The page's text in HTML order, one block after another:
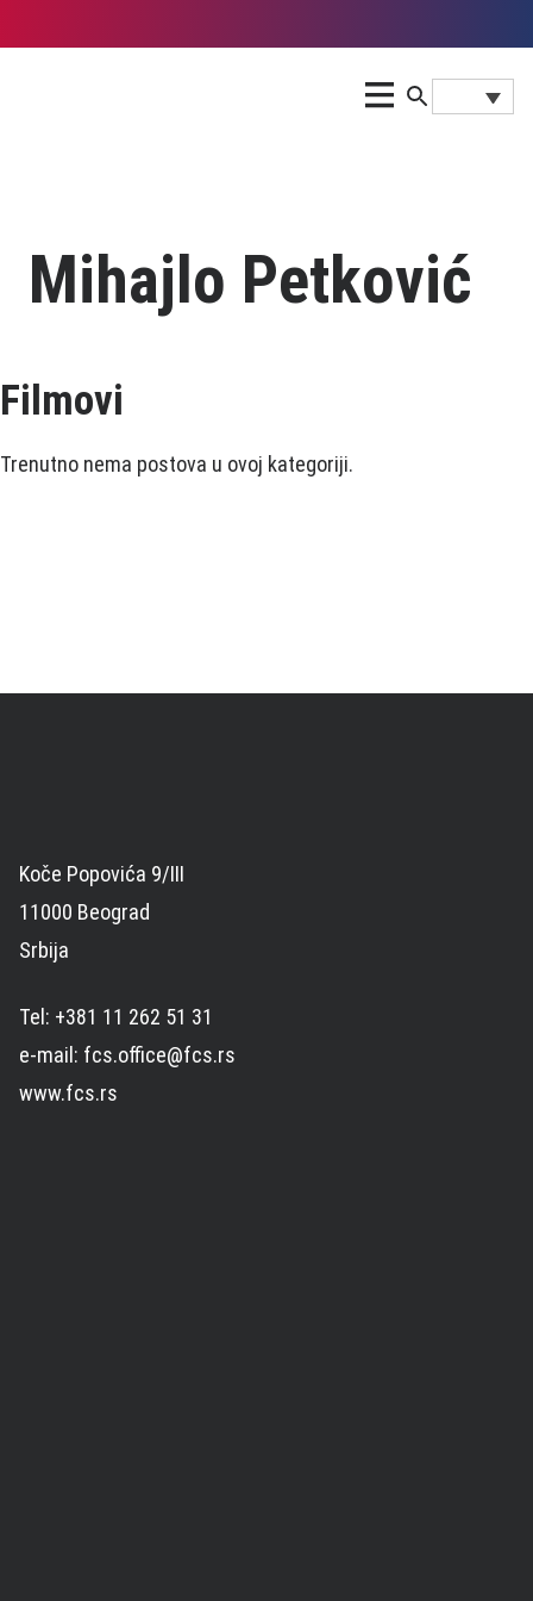
Mihajlo Petković
Filmovi
Trenutno nema postova u ovoj kategoriji.
Koče Popovića 9/III
11000 Beograd
Srbija
Tel: +381 11 262 51 31
e-mail: fcs.office@fcs.rs
www.fcs.rs